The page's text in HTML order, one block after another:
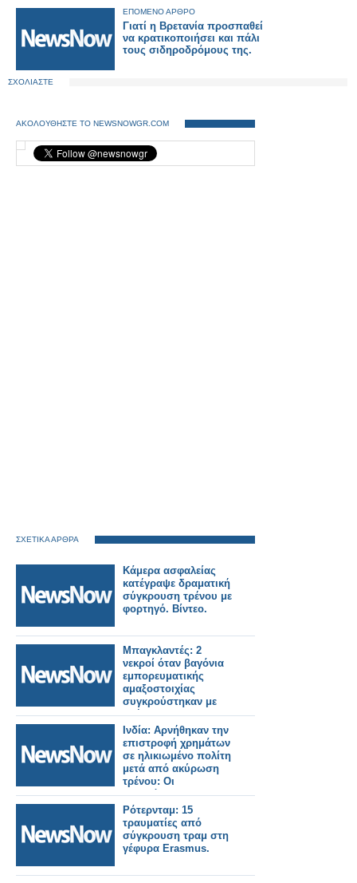
ΕΠΟΜΕΝΟ ΑΡΘΡΟ
Γιατί η Βρετανία προσπαθεί
να κρατικοποιήσει και πάλι
τους σιδηροδρόμους της.
ΣΧΟΛΙΑΣΤΕ
ΑΚΟΛΟΥΘΗΣΤΕ ΤΟ NEWSNOWGR.COM
ΣΧΕΤΙΚΑ ΑΡΘΡΑ
Κάμερα ασφαλείας
κατέγραψε δραματική
σύγκρουση τρένου με
φορτηγό. Βίντεο.
Μπαγκλαντές: 2
νεκροί όταν βαγόνια
εμπορευματικής
αμαξοστοιχίας
συγκρούστηκαν με
οχήματα.
Ινδία: Αρνήθηκαν την
επιστροφή χρημάτων
σε ηλικιωμένο πολίτη
μετά από ακύρωση
τρένου: Οι
σιδηρόδρομοι
διατάχθηκαν να
καταβάλουν
αποζημίωση 25.000
Ρουπίες.
Ρότερνταμ: 15
τραυματίες από
σύγκρουση τραμ στη
γέφυρα Erasmus.